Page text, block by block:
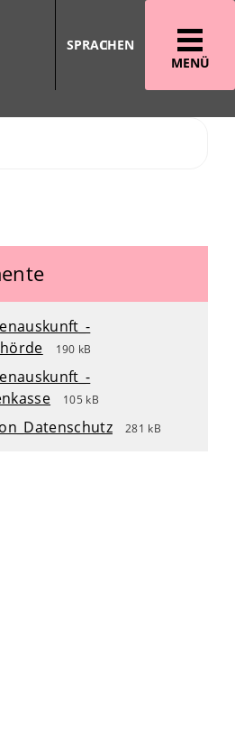
MENÜ
SPRACHEN
190 kB
105 kB
281 kB